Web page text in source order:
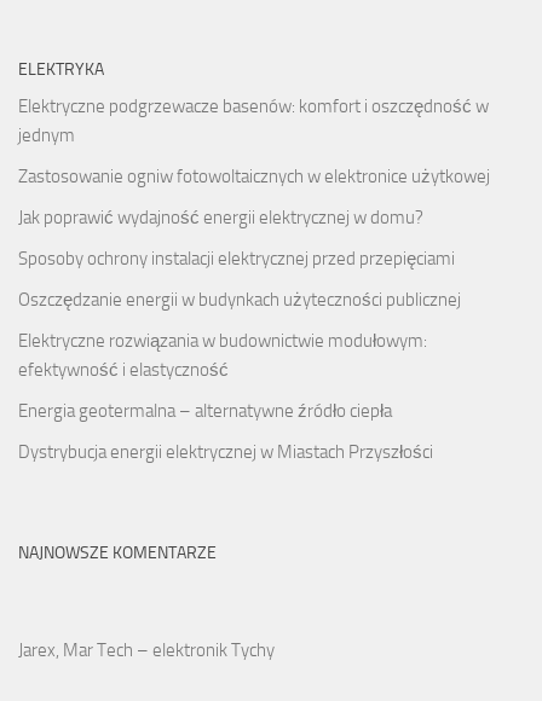
ELEKTRYKA
Elektryczne podgrzewacze basenów: komfort i oszczędność w
jednym
Zastosowanie ogniw fotowoltaicznych w elektronice użytkowej
Jak poprawić wydajność energii elektrycznej w domu?
Sposoby ochrony instalacji elektrycznej przed przepięciami
Oszczędzanie energii w budynkach użyteczności publicznej
Elektryczne rozwiązania w budownictwie modułowym:
efektywność i elastyczność
Energia geotermalna – alternatywne źródło ciepła
Dystrybucja energii elektrycznej w Miastach Przyszłości
NAJNOWSZE KOMENTARZE
Jarex, Mar Tech – elektronik Tychy